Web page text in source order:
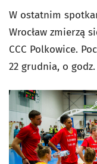
W ostatnim
Wrocław zmierzą
CCC Polkowice.
22 grudnia, o godz.